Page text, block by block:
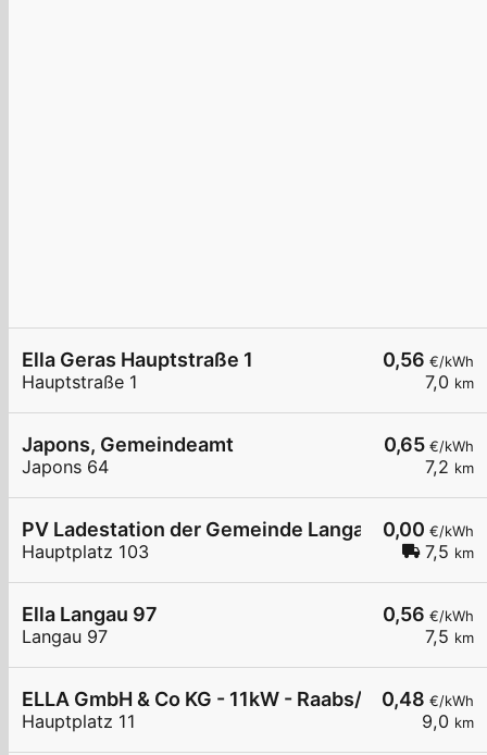
0,56 €/kWh
7,0 km
Ella Geras Hauptstraße 1
Hauptstraße 1
0,65 €/kWh
7,2 km
Japons, Gemeindeamt
Japons 64
0,00 €/kWh
7,5 km
PV Ladestation der Gemeinde Langau
Hauptplatz 103
0,56 €/kWh
7,5 km
Ella Langau 97
Langau 97
0,48 €/kWh
9,0 km
ELLA GmbH & Co KG - 11kW - Raabs/Thaya -
Hauptplatz 11